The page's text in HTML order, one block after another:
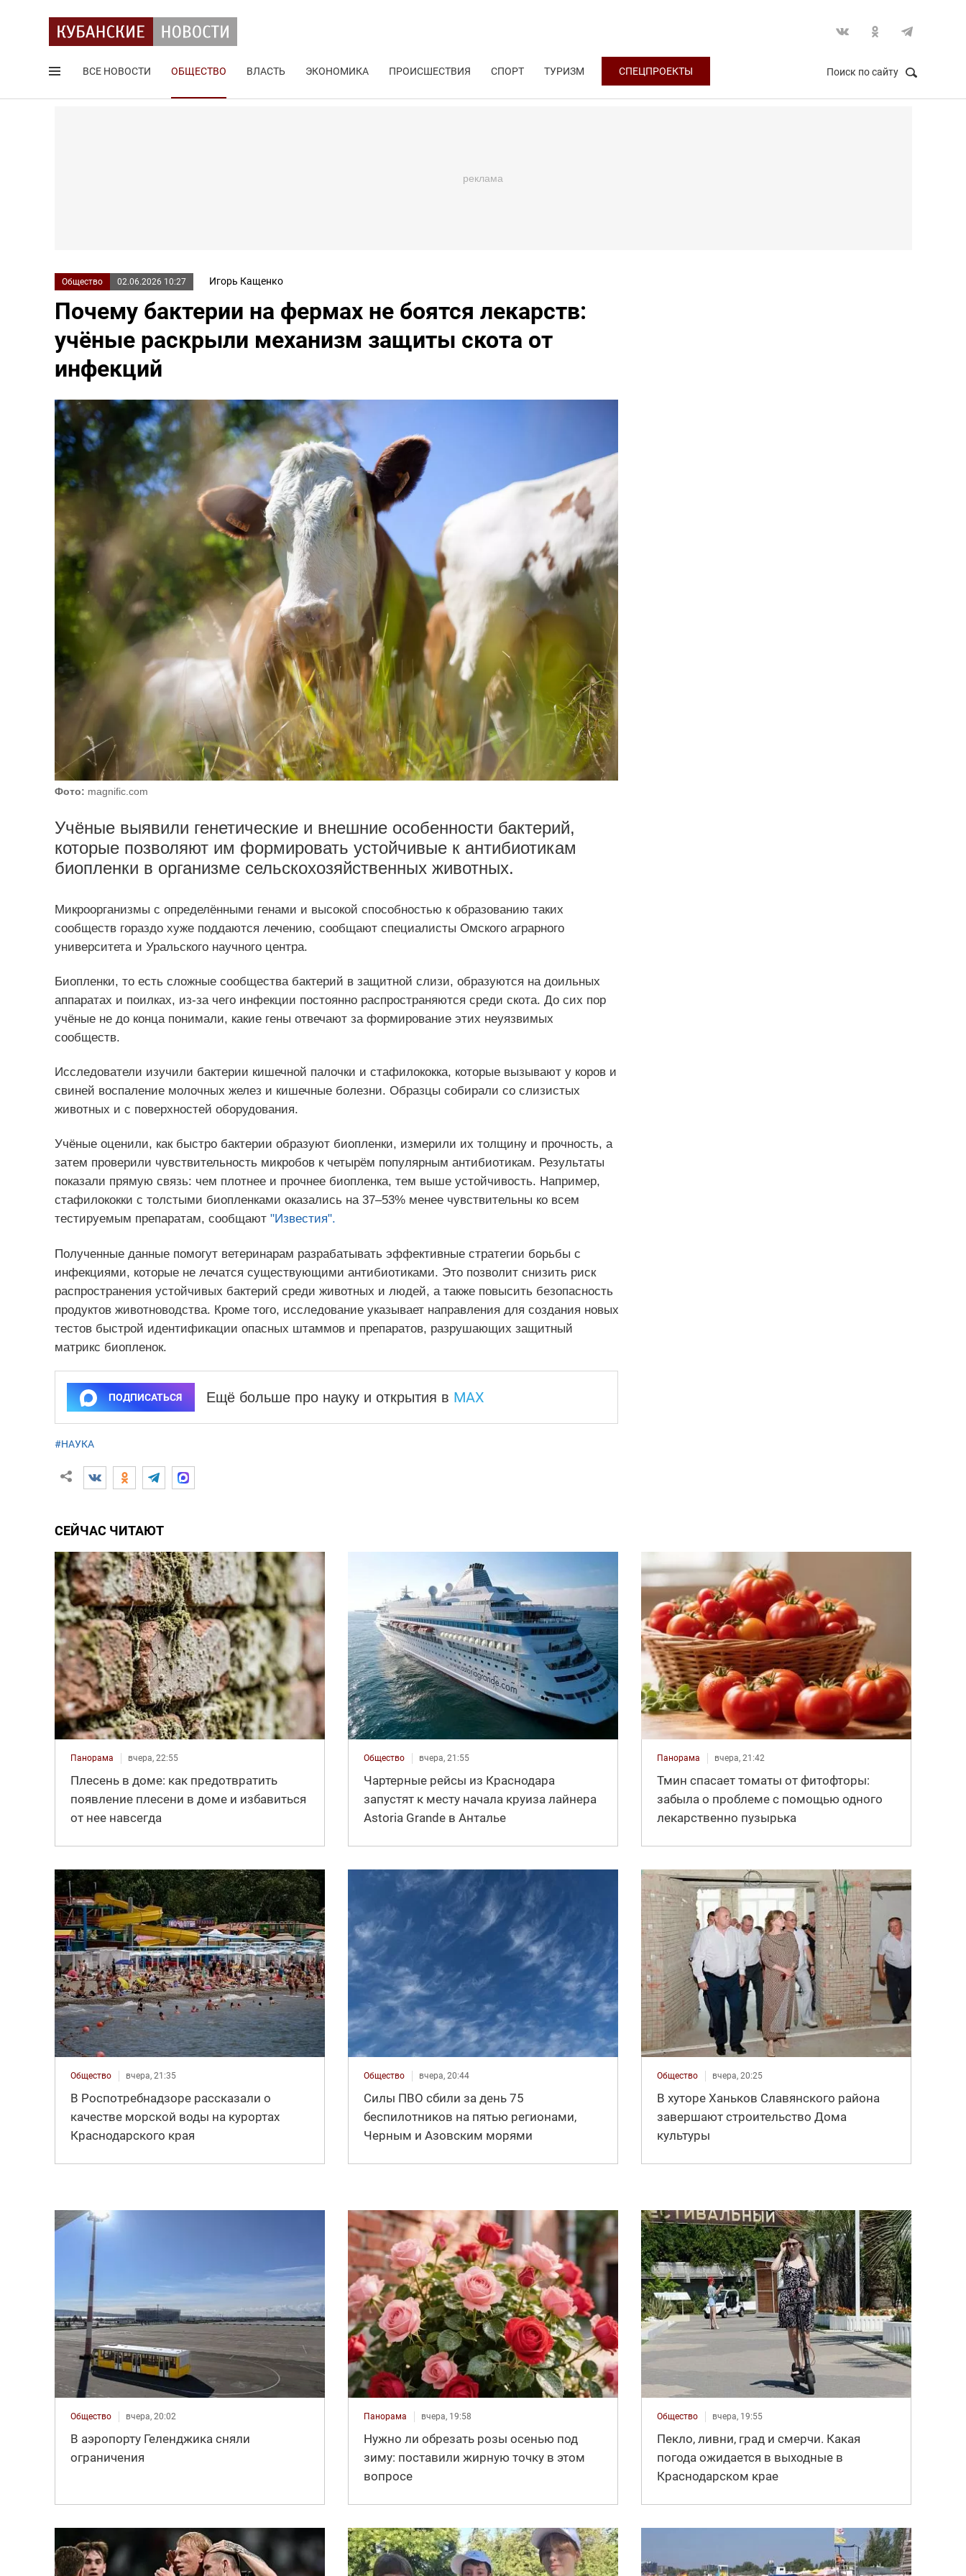
ВСЕ НОВОСТИ ОБЩЕСТВО ВЛАСТЬ ЭКОНОМИКА ПРОИСШЕСТВИЯ СПОРТ ТУРИЗМ СПЕЦПРОЕКТЫ Поиск по сайту
Общество 02.06.2026 10:27 Игорь Кащенко
Почему бактерии на фермах не боятся лекарств:
учёные раскрыли механизм защиты скота от
инфекций
Фото: magnific.com
Учёные выявили генетические и внешние особенности бактерий,
которые позволяют им формировать устойчивые к антибиотикам
биопленки в организме сельскохозяйственных животных.
Микроорганизмы с определёнными генами и высокой способностью к образованию таких
сообществ гораздо хуже поддаются лечению, сообщают специалисты Омского аграрного
университета и Уральского научного центра.
Биопленки, то есть сложные сообщества бактерий в защитной слизи, образуются на доильных
аппаратах и поилках, из‑за чего инфекции постоянно распространяются среди скота. До сих пор
учёные не до конца понимали, какие гены отвечают за формирование этих неуязвимых
сообществ.
Исследователи изучили бактерии кишечной палочки и стафилококка, которые вызывают у коров и
свиней воспаление молочных желез и кишечные болезни. Образцы собирали со слизистых
животных и с поверхностей оборудования.
Учёные оценили, как быстро бактерии образуют биопленки, измерили их толщину и прочность, а
затем проверили чувствительность микробов к четырём популярным антибиотикам. Результаты
показали прямую связь: чем плотнее и прочнее биопленка, тем выше устойчивость. Например,
стафилококки с толстыми биопленками оказались на 37–53% менее чувствительны ко всем
тестируемым препаратам, сообщают "Известия".
Полученные данные помогут ветеринарам разрабатывать эффективные стратегии борьбы с
инфекциями, которые не лечатся существующими антибиотиками. Это позволит снизить риск
распространения устойчивых бактерий среди животных и людей, а также повысить безопасность
продуктов животноводства. Кроме того, исследование указывает направления для создания новых
тестов быстрой идентификации опасных штаммов и препаратов, разрушающих защитный
матрикс биопленок.
ПОДПИСАТЬСЯ Ещё больше про науку и открытия в MAX
#НАУКА
СЕЙЧАС ЧИТАЮТ
Панорама вчера, 22:55
Плесень в доме: как предотвратить
появление плесени в доме и избавиться
от нее навсегда
Общество вчера, 21:55
Чартерные рейсы из Краснодара
запустят к месту начала круиза лайнера
Astoria Grande в Анталье
Панорама вчера, 21:42
Тмин спасает томаты от фитофторы:
забыла о проблеме с помощью одного
лекарственно пузырька
Общество вчера, 21:35
В Роспотребнадзоре рассказали о
качестве морской воды на курортах
Краснодарского края
Общество вчера, 20:44
Силы ПВО сбили за день 75
беспилотников на пятью регионами,
Черным и Азовским морями
Общество вчера, 20:25
В хуторе Ханьков Славянского района
завершают строительство Дома
культуры
Общество вчера, 20:02
В аэропорту Геленджика сняли
ограничения
Панорама вчера, 19:58
Нужно ли обрезать розы осенью под
зиму: поставили жирную точку в этом
вопросе
Общество вчера, 19:55
Пекло, ливни, град и смерчи. Какая
погода ожидается в выходные в
Краснодарском крае